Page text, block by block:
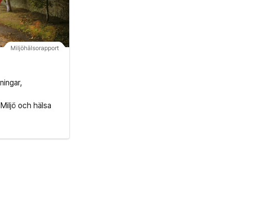
Miljöhälsorapport
och hälsa